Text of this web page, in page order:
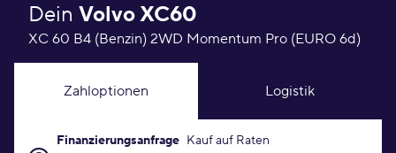
Dein Volvo XC60
XC 60 B4 (Benzin) 2WD Momentum Pro (EURO 6d)
Zahloptionen Logistik
Finanzierungsanfrage Konditionen
Finanzierungsanfrage Kauf auf Raten